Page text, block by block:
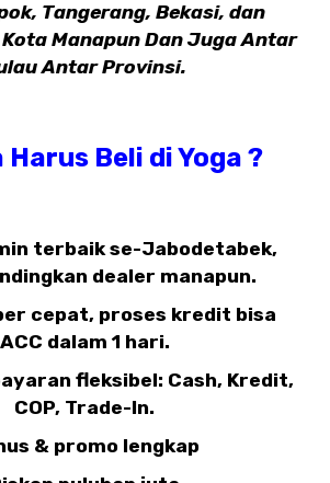
Tangerang, Bekasi, dan
Manapun Dan Juga Antar
Antar Provinsi.
Harus Beli di Yoga ?
terbaik se-Jabodetabek,
dealer manapun.
cepat, proses kredit bisa
ACC dalam 1 hari.
fleksibel: Cash, Kredit,
COP, Trade-In.
& promo lengkap